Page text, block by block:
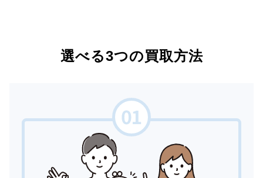
選べる3つの買取方法